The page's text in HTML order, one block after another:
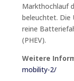
Markthochlauf
beleuchtet. Die
reine
(PHEV).
Weitere
mobility-2/